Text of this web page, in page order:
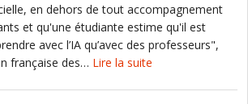
en dehors de tout accompagnement
et qu'une étudiante estime qu'il est
avec l’IA qu’avec des professeurs",
française des… Lire la suite